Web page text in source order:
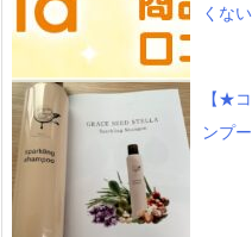
くな
【★
ンプー